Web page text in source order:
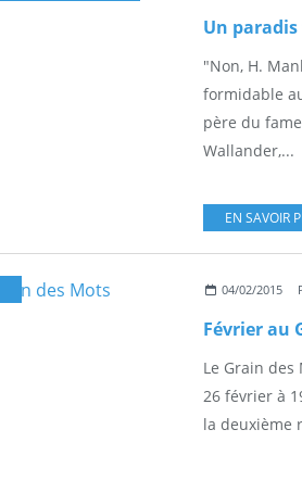
Un
"Non, H.
formidable
père du
Wallander,...
EN SAVOIR
04/02/2015
Février au
Le Grain
26 février à
la deuxième